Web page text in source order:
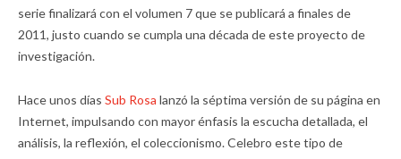
serie finalizará con el volumen 7 que se publicará a finales de
2011, justo cuando se cumpla una década de este proyecto de
investigación.
Hace unos días Sub Rosa lanzó la séptima versión de su página en
Internet, impulsando con mayor énfasis la escucha detallada, el
análisis, la reflexión, el coleccionismo. Celebro este tipo de